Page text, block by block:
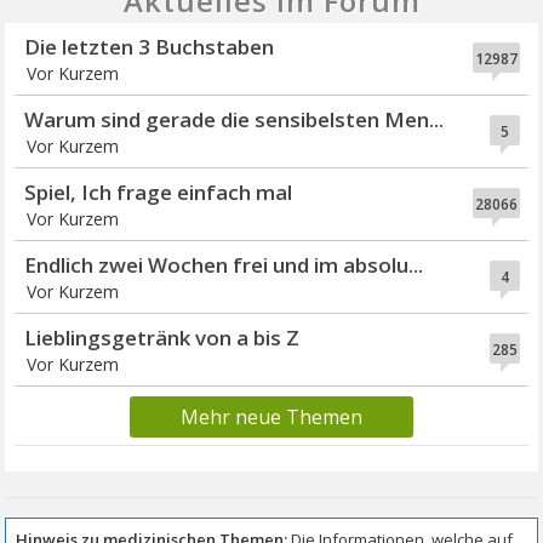
12987
Die letzten 3 Buchstaben
Vor Kurzem
5
Warum sind gerade die sensibelsten Men...
Vor Kurzem
28066
Spiel, Ich frage einfach mal
Vor Kurzem
4
Endlich zwei Wochen frei und im absolu...
Vor Kurzem
285
Lieblingsgetränk von a bis Z
Vor Kurzem
Mehr neue Themen